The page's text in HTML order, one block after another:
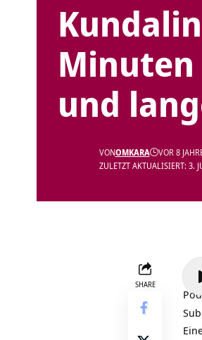
und
ZULETZT AKTUALISIERT: 3.
VONOMKARA VOR 8
SHARE